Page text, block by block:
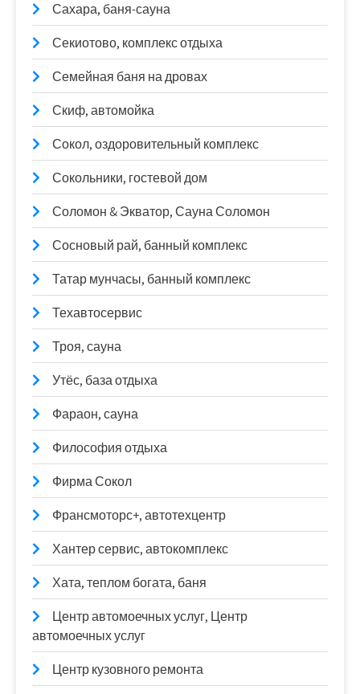
Сахара, баня-сауна
Секиотово, комплекс отдыха
Семейная баня на дровах
Скиф, автомойка
Сокол, оздоровительный комплекс
Сокольники, гостевой дом
Соломон & Экватор, Сауна Соломон
Сосновый рай, банный комплекс
Татар мунчасы, банный комплекс
Техавтосервис
Троя, сауна
Утёс, база отдыха
Фараон, сауна
Философия отдыха
Фирма Сокол
Франсмоторс+, автотехцентр
Хантер сервис, автокомплекс
Хата, теплом богата, баня
Центр автомоечных услуг, Центр
автомоечных услуг
Центр кузовного ремонта